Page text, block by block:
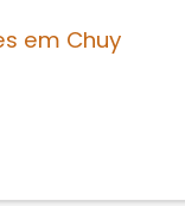
em Chuy